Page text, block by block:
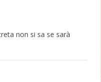
non si sa se sarà